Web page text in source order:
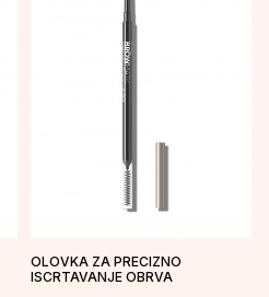
OLOVKA ZA PRECIZNO
ISCRTAVANJE OBRVA